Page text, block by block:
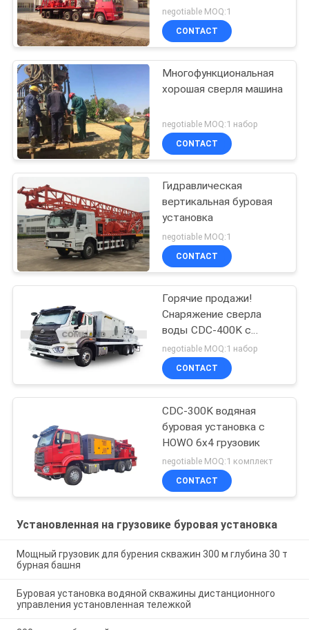
negotiable MOQ:1
CONTACT
Многофункциональная
хорошая сверля машина
negotiable MOQ:1 набор
CONTACT
Гидравлическая
вертикальная буровая
установка
negotiable MOQ:1
CONTACT
Горячие продажи!
Снаряжение сверла
воды CDC-400K с
насосом грязи и
aircompressor
negotiable MOQ:1 набор
CONTACT
CDC-300K водяная
буровая установка с
HOWO 6x4 грузовик
negotiable MOQ:1 комплект
CONTACT
Установленная на грузовике буровая установка
Мощный грузовик для бурения скважин 300 м глубина 30 т
бурная башня
Буровая установка водяной скважины дистанционного
управления установленная тележкой